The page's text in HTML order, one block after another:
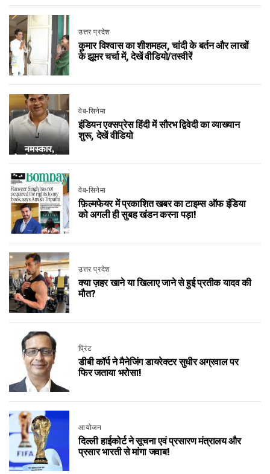
उत्तर प्रदेश
कुमार विश्वास का शीशमहल, चांदी के बर्तन और लाखों
के झूमर चर्चा में, देखें वीडियो/तस्वीरें
वेब-सिनेमा
इंडियन एक्सप्रेस हिंदी में सौरभ द्विवेदी का व्याख्यान
शुरू, देखें वीडियो
वेब-सिनेमा
फ़िल्मफेयर में प्रकाशित खबर का टाइम्स ऑफ इंडिया
को अगली ही सुबह खंडन करना पड़ा!
उत्तर प्रदेश
क्या ज़हर खाने या खिलाए जाने से हुई प्रतीक यादव की
मौत?
प्रिंट
डीबी कॉर्प ने मैनेजिंग डायरेक्टर सुधीर अग्रवाल पर
फिर जताया भरोसा!
आयोजन
दिल्ली हाईकोर्ट ने सूचना एवं प्रसारण मंत्रालय और
प्रसार भारती से मांगा जवाब!